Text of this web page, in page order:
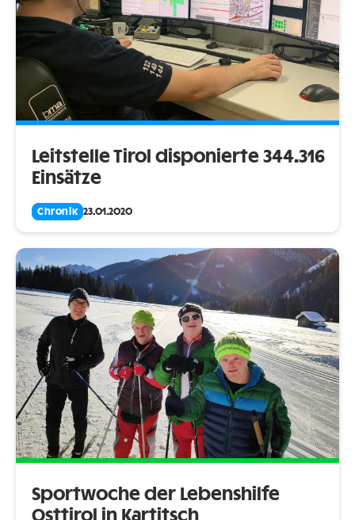
Leitstelle Tirol disponierte 344.316
Einsätze
Chronik 23.01.2020
Sportwoche der Lebenshilfe
Osttirol in Kartitsch